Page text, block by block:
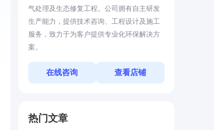
气处理及生态修复工程。公司拥有自主研发
生产能力，提供技术咨询、工程设计及施工
服务，致力于为客户提供专业化环保解决方
案。
在线咨询 查看店铺
热门文章